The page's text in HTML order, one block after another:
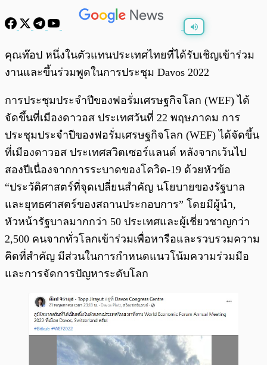
พร้อมเล่น 0:00 /0:00
คุณท๊อป หนึ่งในตัวแทนประเทศไทยที่ได้รับเชิญเข้าร่วม
งานและขึ้นร่วมพูดในการประชุม Davos 2022
การประชุมประจำปีของฟอรั่มเศรษฐกิจโลก (WEF) ได้
จัดขึ้นที่เมืองดาวอส ประเทศวันที่ 22 พฤษภาคม การ
ประชุมประจำปีของฟอรั่มเศรษฐกิจโลก (WEF) ได้จัดขึ้น
ที่เมืองดาวอส ประเทศสวิตเซอร์แลนด์ หลังจากเว้นไป
สองปีเนื่องจากการระบาดของโควิด-19 ด้วยหัวข้อ
“ประวัติศาสตร์ที่จุดเปลี่ยนสำคัญ นโยบายของรัฐบาล
และยุทธศาสตร์ของสถานประกอบการ” โดยมีผู้นำ,
หัวหน้ารัฐบาลมากกว่า 50 ประเทศและผู้เชี่ยวชาญกว่า
2,500 คนจากทั่วโลกเข้าร่วมเพื่อหารือและรวบรวมความ
คิดที่สำคัญ มีส่วนในการกำหนดแนวโน้มความร่วมมือ
และการจัดการปัญหาระดับโลก